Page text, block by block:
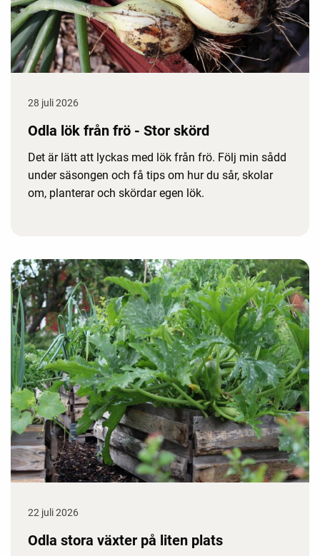
28 juli 2026
Odla lök från frö - Stor skörd
Det är lätt att lyckas med lök från frö. Följ min sådd
under säsongen och få tips om hur du sår, skolar
om, planterar och skördar egen lök.
22 juli 2026
Odla stora växter på liten plats